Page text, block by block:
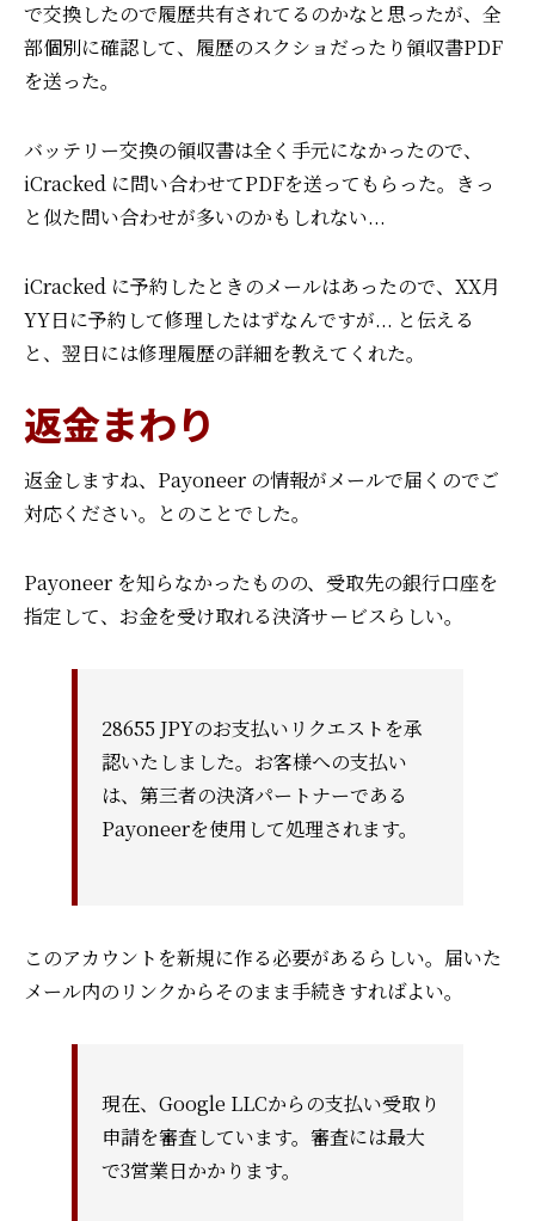
で交換したので履歴共有されてるのかなと思ったが、 全
部個別に確認して、履歴のスクショだったり領収書PDF
を送った。
バッテリー交換の領収書は全く手元になかったので、
iCracked に問い合わせてPDFを送ってもらった。 きっ
と似た問い合わせが多いのかもしれない...
iCracked に予約したときのメールはあったので、XX月
YY日に予約して修理したはずなんですが... と伝える
と、翌日には修理履歴の詳細を教えてくれた。
返金まわり
返金しますね、Payoneer の情報がメールで届くのでご
対応ください。とのことでした。
Payoneer を知らなかったものの、受取先の銀行口座を
指定して、お金を受け取れる決済サービスらしい。
28655 JPYのお支払いリクエストを承
認いたしました。 お客様への支払い
は、第三者の決済パートナーである
Payoneerを使用して処理されます。
このアカウントを新規に作る必要があるらしい。 届いた
メール内のリンクからそのまま手続きすればよい。
現在、Google LLCからの支払い受取り
申請を審査しています。審査には最大
で3営業日かかります。